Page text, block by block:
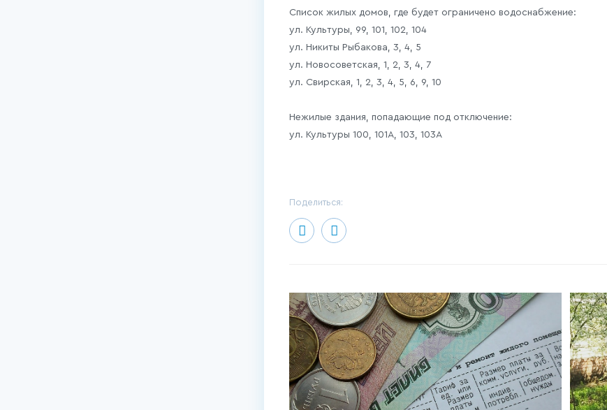
Список жилых домов, где будет ограничено водоснабжение:
ул. Культуры, 99, 101, 102, 104
ул. Никиты Рыбакова, 3, 4, 5
ул. Новосоветская, 1, 2, 3, 4, 7
ул. Свирская, 1, 2, 3, 4, 5, 6, 9, 10
Нежилые здания, попадающие под отключение:
ул. Культуры 100, 101А, 103, 103А
Поделиться: